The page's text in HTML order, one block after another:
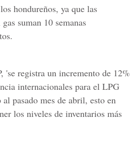
hondureños, ya que las
suman 10 semanas
'se registra un incremento de 12%
internacionales para el LPG
pasado mes de abril, esto en
los niveles de inventarios más